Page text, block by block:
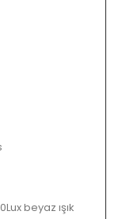
beyaz ışık